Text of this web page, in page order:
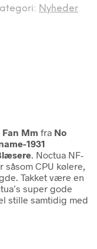
Nyheder
Mm fra No
1931
. Noctua NF-
CPU kølere,
Takket være en
super gode
stille samtidig med